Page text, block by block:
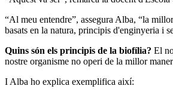
“Al meu entendre”, assegura Alba, “la
basats en la natura, principis d'enginyeria i
Quins són els principis de la biofília? El
nostre organisme no operi de la millor
I Alba ho explica exemplifica així: